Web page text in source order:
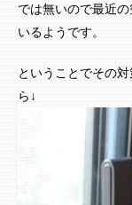
では無いので最近
いるようです。
ということでその
ら↓